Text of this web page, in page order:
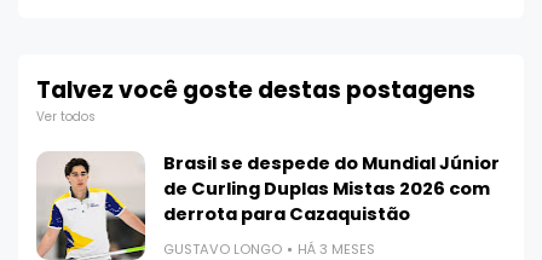
Talvez você goste destas postagens
Ver todos
Brasil se despede do Mundial Júnior
de Curling Duplas Mistas 2026 com
derrota para Cazaquistão
GUSTAVO LONGO HÁ 3 MESES